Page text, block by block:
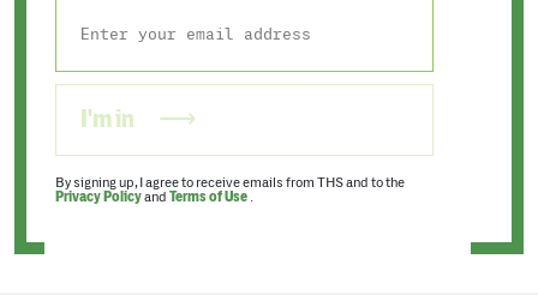
I'm in
By signing up, I agree to receive emails from THS and to the
Privacy Policyand Terms of Use .